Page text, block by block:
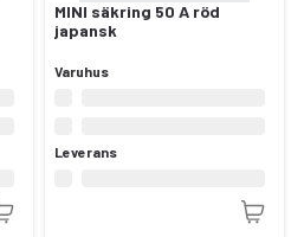
MINI säkring 50 A röd
japansk
Varuhus
Leverans